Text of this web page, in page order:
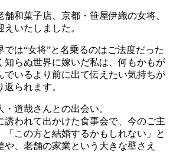
和菓子店、京都・笹屋伊織の女将、
いたしました。
は“女将”と名乗るのはご法度だった
知らぬ世界に嫁いだ私は、何もかもが
でいるより前に出て伝えたい気持ちが
られます。
道哉さんとの出会い。
誘われて出かけた食事会で、今のご主
「この方と結婚するかもしれない」と
、老舗の家業という大きな壁さえ